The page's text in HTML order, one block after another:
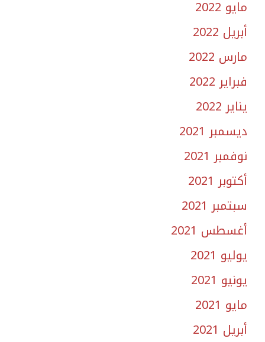
مايو 2022
أبريل 2022
مارس 2022
فبراير 2022
يناير 2022
ديسمبر 2021
نوفمبر 2021
أكتوبر 2021
سبتمبر 2021
أغسطس 2021
يوليو 2021
يونيو 2021
مايو 2021
أبريل 2021